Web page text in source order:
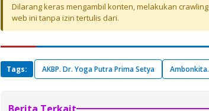
Dilarang keras mengambil konten, melakukan
web ini tanpa izin tertulis dari.
Tags: AKBP. Dr. Yoga Putra Prima Setya